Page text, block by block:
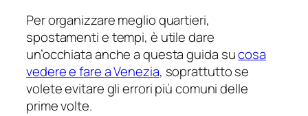
Per organizzare meglio quartieri,
spostamenti e tempi, è utile dare
un’occhiata anche a questa guida sucosa
vedere e fare a Venezia, soprattutto se
volete evitare gli errori più comuni delle
prime volte.